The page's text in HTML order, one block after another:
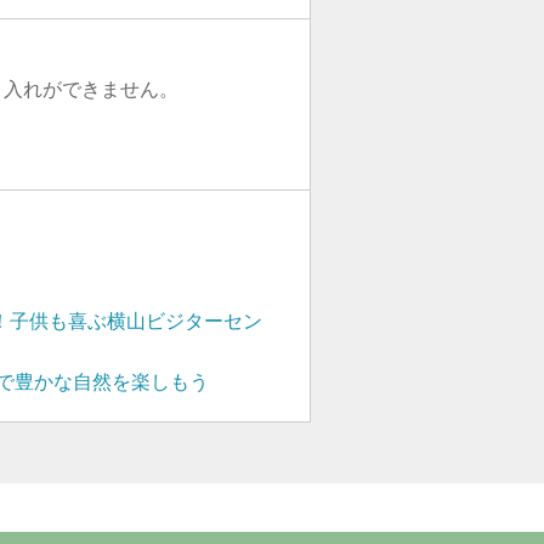
れができません。
供も喜ぶ横山ビジターセン
豊かな自然を楽しもう